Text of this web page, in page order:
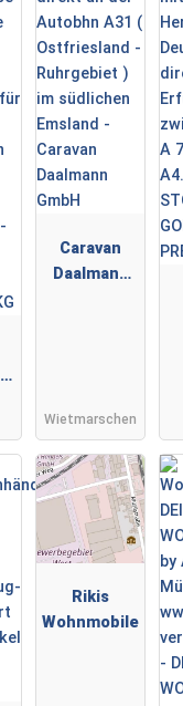
Caravan
Daalmann
Wietmarschen
Rikis
Wohnmobile